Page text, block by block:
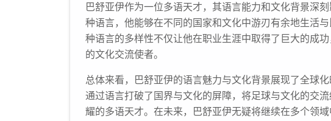
巴舒亚伊作为一位多语天才，其语言能力和文化背景深
种语言，他能够在不同的国家和文化中游刃有余地生活
种语言的多样性不仅让他在职业生涯中取得了巨大的成
的文化交流使者。
总体来看，巴舒亚伊的语言魅力与文化背景展现了全球
通过语言打破了国界与文化的屏障，将足球与文化的交
耀的多语天才。在未来，巴舒亚伊无疑将继续在多个领